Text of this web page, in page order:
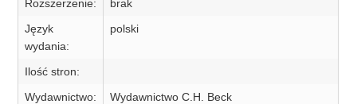
Rozszerzenie:
brak
Język
wydania:
polski
Ilość stron:
Wydawnictwo:
Wydawnictwo C.H. Beck